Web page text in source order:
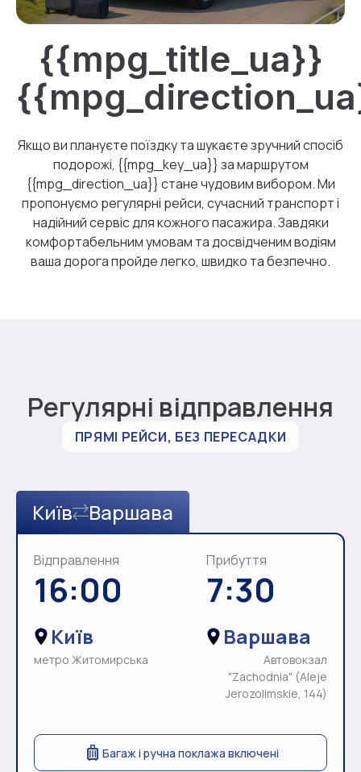
{{mpg_title_ua}}
Якщо ви плануєте поїздку та шукаєте зручний спосіб
подорожі, {{mpg_key_ua}} за маршрутом
{{mpg_direction_ua}} стане чудовим вибором. Ми
пропонуємо регулярні рейси, сучасний транспорт і
надійний сервіс для кожного пасажира. Завдяки
комфортабельним умовам та досвідченим водіям
ваша дорога пройде легко, швидко та безпечно.
Регулярні відправлення
ПРЯМІ РЕЙСИ, БЕЗ ПЕРЕСАДКИ
Київ Варшава
Відправлення
16:00
Київ
метро Житомирська
Прибуття
7:30
Варшава
Автовокзал
"Zachodnia" (Aleje
Jerozolimskie, 144)
Багаж і ручна поклажа включені